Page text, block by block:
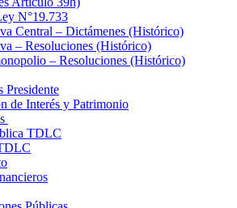
N°19.733
Central – Dictámenes (Histórico)
– Resoluciones (Histórico)
– Resoluciones (Histórico)
Presidente
de Interés y Patrimonio
TDLC